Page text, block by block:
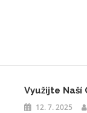
Využijte Naší
12. 7. 2025